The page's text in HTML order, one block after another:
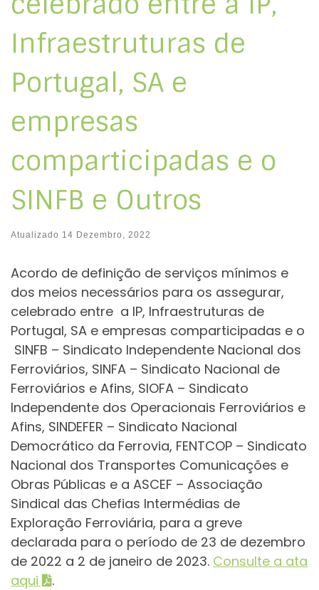
Infraestruturas de
Portugal, SA e
empresas
comparticipadas e o
SINFB e Outros
Atualizado 14 Dezembro, 2022
Acordo de definição de serviços mínimos e
dos meios necessários para os assegurar,
celebrado entre a IP, Infraestruturas de
Portugal, SA e empresas comparticipadas e o
SINFB – Sindicato Independente Nacional dos
Ferroviários, SINFA – Sindicato Nacional de
Ferroviários e Afins, SIOFA – Sindicato
Independente dos Operacionais Ferroviários e
Afins, SINDEFER – Sindicato Nacional
Democrático da Ferrovia, FENTCOP – Sindicato
Nacional dos Transportes Comunicações e
Obras Públicas e a ASCEF – Associação
Sindical das Chefias Intermédias de
Exploração Ferroviária, para a greve
declarada para o período de 23 de dezembro
de 2022 a 2 de janeiro de 2023. Consulte a ata
aqui
.